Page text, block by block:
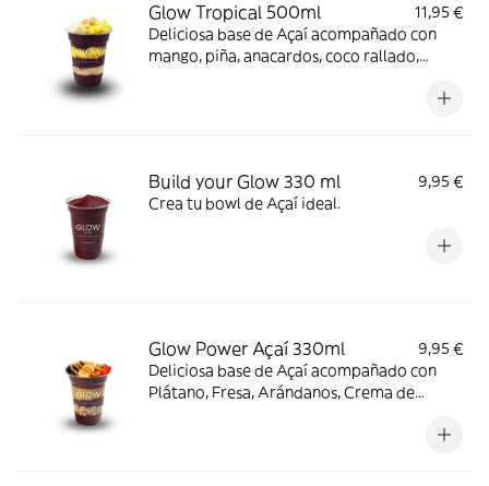
Glow Tropical 500ml
11,95 €
Deliciosa base de Açaí acompañado con
mango, piña, anacardos, coco rallado,
Build your Glow 330 ml
9,95 €
Crea tu bowl de Açaí ideal.
Glow Power Açaí 330ml
9,95 €
Deliciosa base de Açaí acompañado con
Plátano, Fresa, Arándanos, Crema de